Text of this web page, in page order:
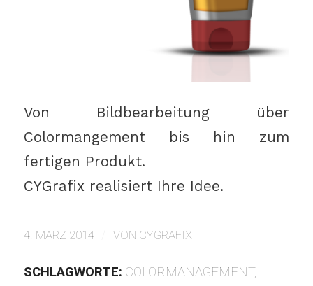
Von Bildbearbeitung über
Colormangement bis hin zum
fertigen Produkt.
CYGrafix realisiert Ihre Idee.
4. MÄRZ 2014 VON CYGRAFIX
SCHLAGWORTE: COLORMANAGEMENT,